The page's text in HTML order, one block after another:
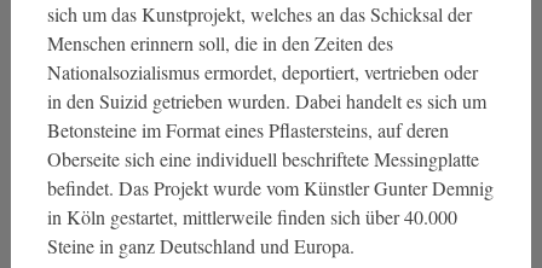
sich um das Kunstprojekt, welches an das Schicksal der
Menschen erinnern soll, die in den Zeiten des
Nationalsozialismus ermordet, deportiert, vertrieben oder
in den Suizid getrieben wurden. Dabei handelt es sich um
Betonsteine im Format eines Pflastersteins, auf deren
Oberseite sich eine individuell beschriftete Messingplatte
befindet. Das Projekt wurde vom Künstler Gunter Demnig
in Köln gestartet, mittlerweile finden sich über 40.000
Steine in ganz Deutschland und Europa.